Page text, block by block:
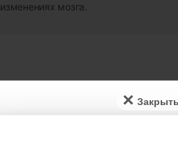
×
изменениях мозга.